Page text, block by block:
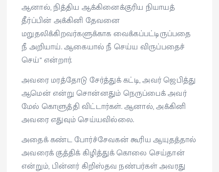
ஆனால், நித்திய ஆக்கினைக்குரிய நியாயத்
தீர்ப்பின் அக்கினி தேவனை
மறுதலிக்கிறவர்களுக்காக வைக்கப்பட்டிருப்பதை
நீ அறியாய். ஆகையால் நீ செய்ய விருப்பதைச்
செய்” என்றார்.
அவரை மரத்தோடு சேர்த்துக் கட்டி, அவர் ஜெபித்து
ஆமென் என்று சொன்னதும் நெருப்பைக் அவர்
மேல் கொளுத்தி விட்டார்கள். ஆனால், அக்கினி
அவரை எதுவும் செய்யவில்லை.
அதைக் கண்ட போர்ச்சேவகன் கூரிய ஆயுதத்தால்
அவரைக் குத்திக் கிழித்துக் கொலை செய்தான்
என்றும், பின்னர் கிறிஸ்தவ நண்பர்கள் அவரது